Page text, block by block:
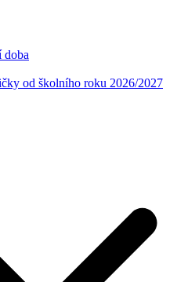
doba
od školního roku 2026/2027